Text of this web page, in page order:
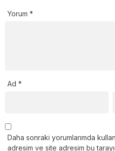
Yorum *
Ad *
Daha sonraki yorumlarımda
adresim ve site adresim bu